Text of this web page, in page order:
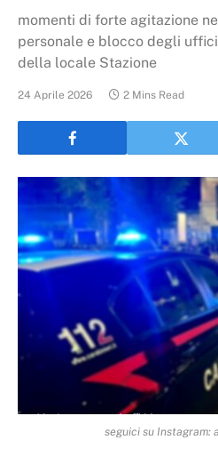
momenti di forte agitazione
personale e blocco degli
della locale Stazione
24 Aprile 2026 2 Mins Read
seguici su Instagram: